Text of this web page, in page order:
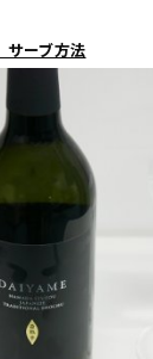
サーブ方法